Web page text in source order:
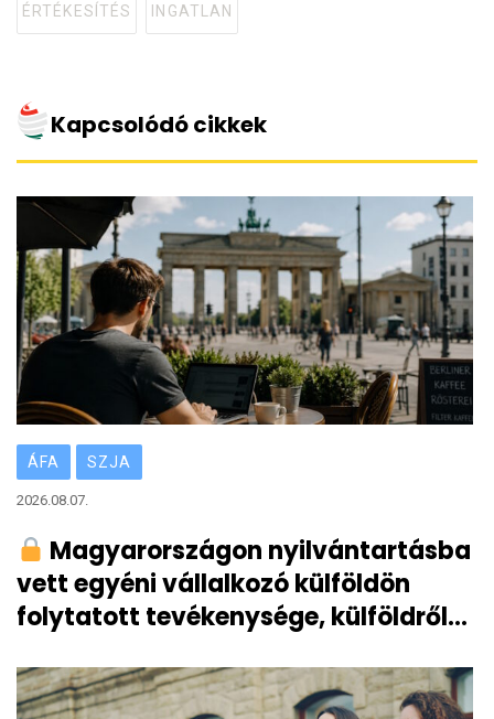
Tagged
ÉRTÉKESÍTÉS INGATLAN
Kapcsolódó cikkek
ÁFA SZJA
2026.08.07.
Magyarországon nyilvántartásba
vett egyéni vállalkozó külföldön
folytatott tevékenysége, külföldről